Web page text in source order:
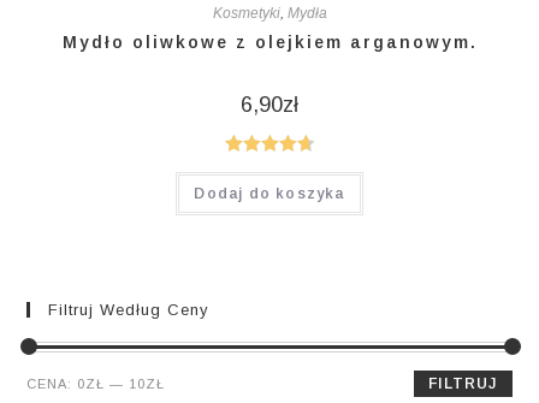
Kosmetyki, Mydła
Mydło oliwkowe z olejkiem arganowym.
6,90zł
Oceniono
4.75na 5
Dodaj do koszyka
Filtruj Według Ceny
Cena
Cena
FILTRUJ
CENA: 0ZŁ — 10ZŁ